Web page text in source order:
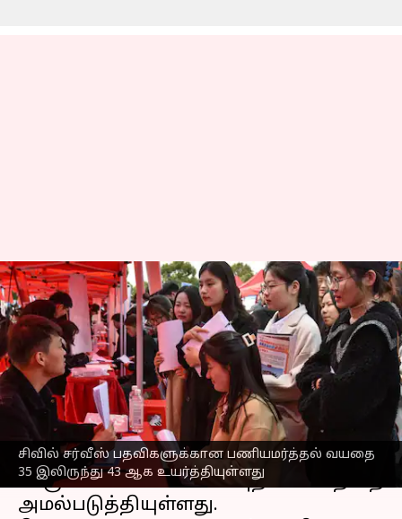
சிவில் சர்வீஸ் பதவிகளுக்கான பணியமர்த்தல் வயதை
35 இலிருந்து 43 ஆக உயர்த்தியுள்ளது
சிவில் சர்வீஸ்
பதவிகளுக்கான வயது
வரம்பை உயர்த்திய சீனா
எழுதியவர் Venkatalakshmi V Oct 16, 2025 04:46 pm
செய்தி முன்னோட்டம்
சீனாதனது வேலை சந்தையில் வயது
பாகுபாட்டை சமாளிக்க புதிய சட்டத்தை
அமல்படுத்தியுள்ளது.